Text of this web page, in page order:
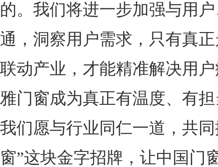
的。我们将进一步加强与用
通，洞察用户需求，只有真
联动产业，才能精准解决用
雅门窗成为真正有温度、有
我们愿与行业同仁一道，共
窗”这块金字招牌，让中国门